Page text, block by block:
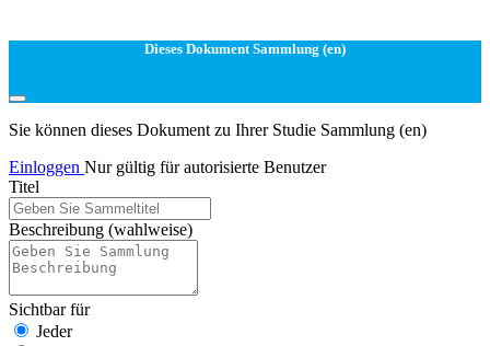
Dieses Dokument Sammlung (en)
Sie können dieses Dokument zu Ihrer Studie Sammlung (en)
Einloggen Nur gültig für autorisierte Benutzer
Titel
Beschreibung (wahlweise)
Sichtbar für
Jeder